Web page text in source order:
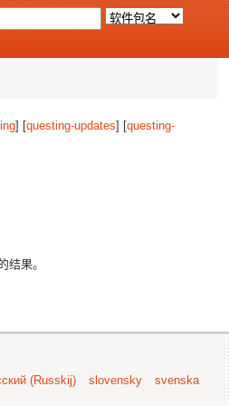
] [questing-updates] [questing-
结果。
(Russkij) slovensky svenska